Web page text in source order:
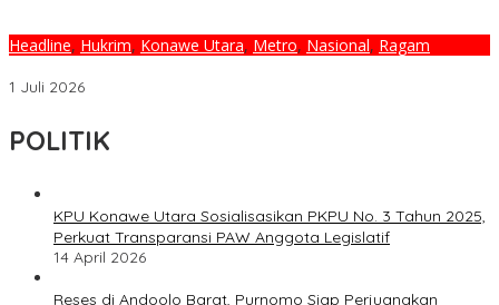
Headline, Hukrim, Konawe Utara, Metro, Nasional, Ragam
1 Juli 2026
POLITIK
KPU Konawe Utara Sosialisasikan PKPU No. 3 Tahun 2025,
Perkuat Transparansi PAW Anggota Legislatif
14 April 2026
Reses di Andoolo Barat, Purnomo Siap Perjuangkan